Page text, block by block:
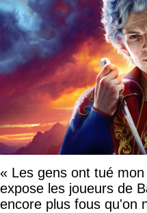
« Les gens ont tué
expose les joueurs de
encore plus fous qu'on